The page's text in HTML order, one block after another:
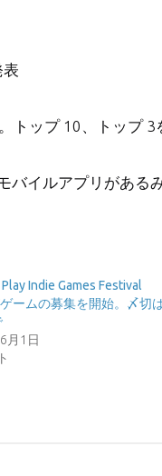
トップ 10、トップ 3
イルアプリがある
Indie Games Festival
ームの募集を開始。〆切
月1日